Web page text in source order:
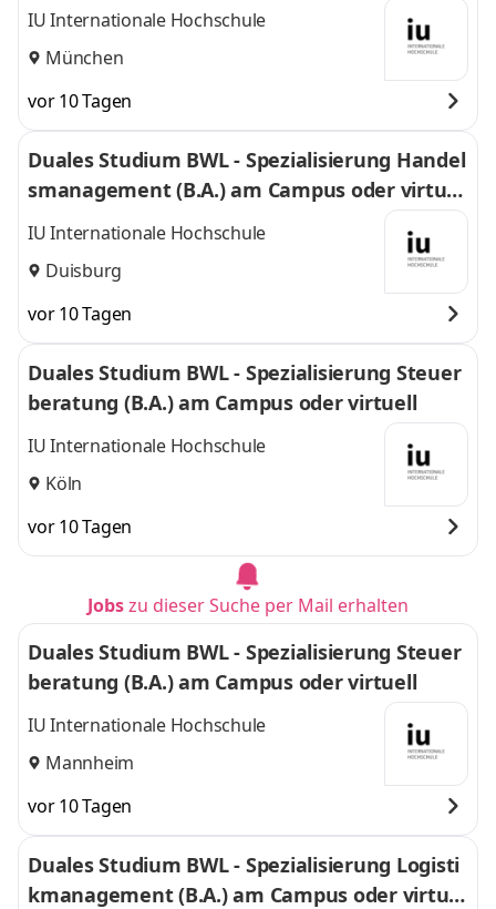
IU Internationale Hochschule
München
vor 10 Tagen
Duales Studium BWL - Spezialisierung Handel
smanagement (B.A.) am Campus oder virtuel
l
IU Internationale Hochschule
Duisburg
vor 10 Tagen
Duales Studium BWL - Spezialisierung Steuer
beratung (B.A.) am Campus oder virtuell
IU Internationale Hochschule
Köln
vor 10 Tagen
Jobszu dieser Suche per Mail erhalten
Duales Studium BWL - Spezialisierung Steuer
beratung (B.A.) am Campus oder virtuell
IU Internationale Hochschule
Mannheim
vor 10 Tagen
Duales Studium BWL - Spezialisierung Logisti
kmanagement (B.A.) am Campus oder virtuel